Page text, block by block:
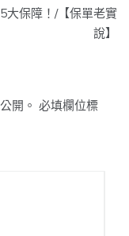
大保障！/【保單老實
說】
開。 必填欄位標